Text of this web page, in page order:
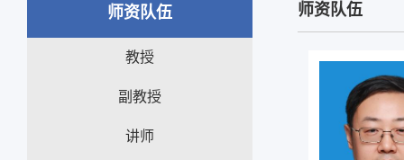
师资队伍
教授
副教授
讲师
师资队伍